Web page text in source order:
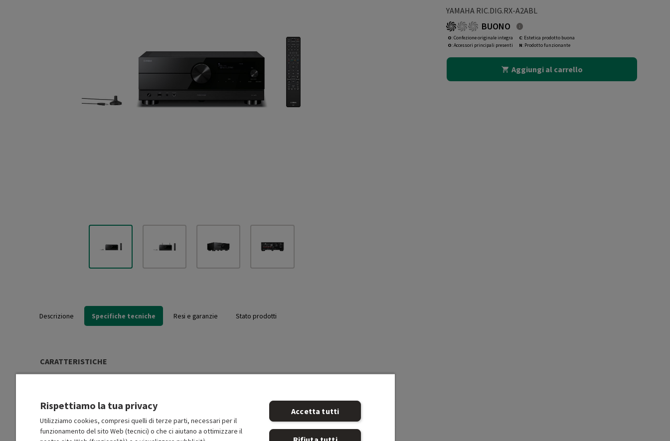
YAMAHA RIC.DIG.RX-A2ABL
BUONO
O: Confezione originale integra
O: Accessori principali presenti
C: Estetica prodotto buona
N: Prodotto funzionante
Aggiungi al carrello
Descrizione Specifiche tecniche Resi e garanzie Stato prodotti
CARATTERISTICHE
Numero canali 7.2
Rispettiamo la tua privacy
Utilizziamo cookies, compresi quelli di terze parti, necessari per il
funzionamento del sito Web (tecnici) o che ci aiutano a ottimizzare il
Accetta tutti